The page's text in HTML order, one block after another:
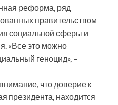
реформа, ряд
правительством
социальной сферы и
«Все это можно
геноцид», –
что доверие к
президента, находится